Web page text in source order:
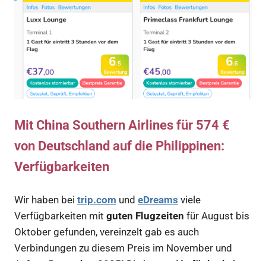
Mit China Southern Airlines für 574 €
von Deutschland auf die Philippinen:
Verfügbarkeiten
Wir haben bei trip.com und eDreams viele
Verfügbarkeiten mit guten Flugzeiten für August bis
Oktober gefunden, vereinzelt gab es auch
Verbindungen zu diesem Preis im November und